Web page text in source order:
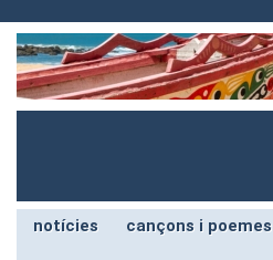
notícies cançons i poemes